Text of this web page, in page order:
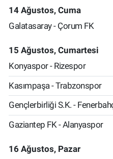
14 Ağustos, Cuma
Galatasaray - Çorum FK
15 Ağustos, Cumartesi
Konyaspor - Rizespor
Kasımpaşa - Trabzonspor
Gençlerbirliği S.K. -
Gaziantep FK - Alanyaspor
16 Ağustos, Pazar